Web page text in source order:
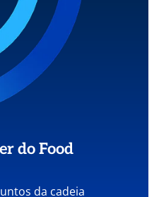
do Food
da cadeia